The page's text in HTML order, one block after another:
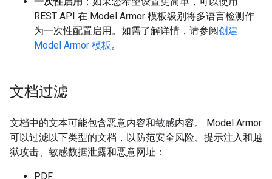
REST API 在 Model Armor 模板级别将多语言检测作
为一次性配置启用。如需了解详情，请参阅创建
Model Armor 模板。
文档过滤
文档中的文本可能包含恶意内容和敏感内容。 Model Armor
可以过滤以下类型的文档，以防范安全风险、提示注入和越
狱攻击、敏感数据泄露和恶意网址：
PDF